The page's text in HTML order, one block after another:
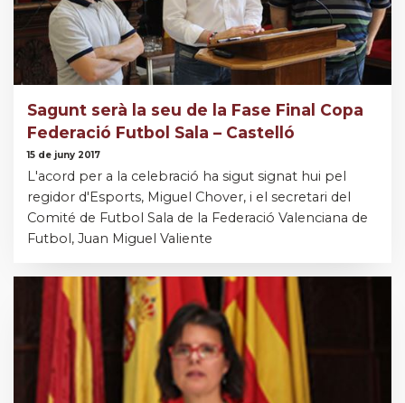
Sagunt serà la seu de la Fase Final Copa
Federació Futbol Sala – Castelló
15 de juny 2017
L'acord per a la celebració ha sigut signat hui pel
regidor d'Esports, Miguel Chover, i el secretari del
Comité de Futbol Sala de la Federació Valenciana de
Futbol, Juan Miguel Valiente